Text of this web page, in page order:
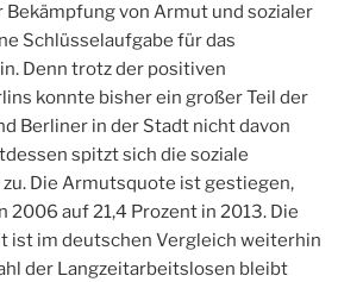
Bekämpfung von Armut und sozialer
Schlüsselaufgabe für das
Denn trotz der positiven
konnte bisher ein großer Teil der
Berliner in der Stadt nicht davon
spitzt sich die soziale
Die Armutsquote ist gestiegen,
2006 auf 21,4 Prozent in 2013. Die
ist im deutschen Vergleich weiterhin
der Langzeitarbeitslosen bleibt